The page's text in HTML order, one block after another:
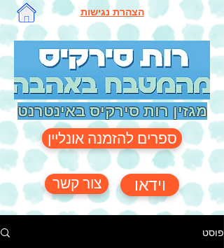
הצהרת נגישות
מגזין רות סירקיס באינטרנט
ספרים להזמנה אונליין
צור קשר וידאו
פוסט